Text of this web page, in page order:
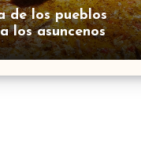
de los pueblos
los asuncenos